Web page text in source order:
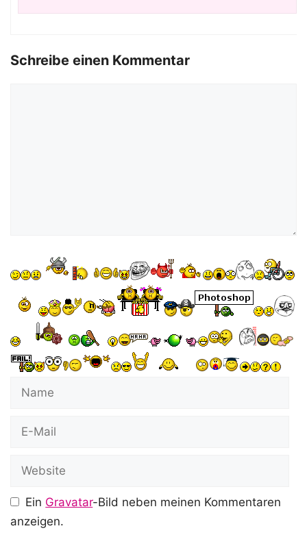
Schreibe einen Kommentar
Name
Website
Ein Gravatar-Bild neben meinen Kommentaren
anzeigen.